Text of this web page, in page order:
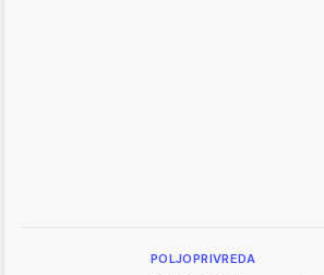
POLJOPRIVREDA